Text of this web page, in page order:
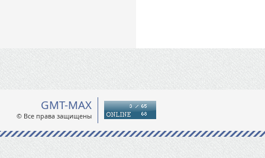
GMT-MAX
© Все права защищены